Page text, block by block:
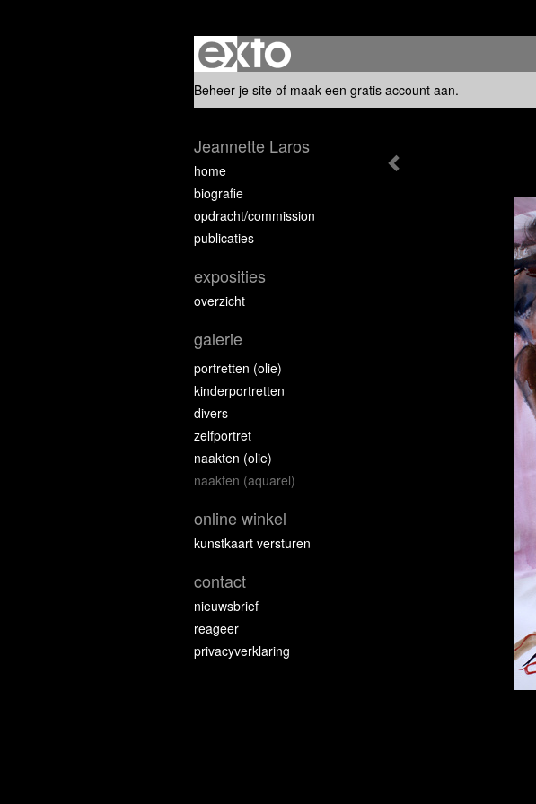
Beheer je site of maak een gratis account aan.
Jeannette Laros
home
biografie
opdracht/commission
publicaties
exposities
overzicht
galerie
portretten (olie)
kinderportretten
divers
zelfportret
naakten (olie)
naakten (aquarel)
online winkel
kunstkaart versturen
contact
nieuwsbrief
reageer
privacyverklaring